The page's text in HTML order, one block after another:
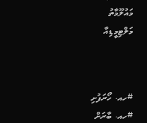
މައުލޫމާތު
މަލްޓިމީޑިއާ
#ހއ. ހޯރަފުށި
#ހއ. ބާރަށް